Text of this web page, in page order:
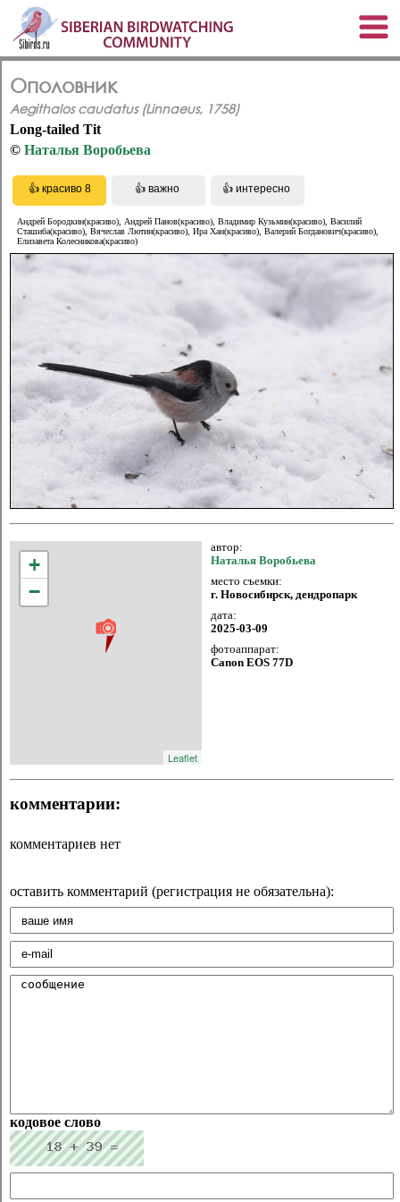
Ополовник
Aegithalos caudatus (Linnaeus, 1758)
Long-tailed Tit
© Наталья Воробьева
Андрей Бородкин(красиво), Андрей Панов(красиво), Владимир Кузьмин(красиво), Василий
Сташиба(красиво), Вячеслав Лютин(красиво), Ира Хан(красиво), Валерий Богданович(красиво),
Елизавета Колесникова(красиво)
+
−
Leaflet
автор:
Наталья Воробьева
место съемки:
г. Новосибирск, дендропарк
дата:
2025-03-09
фотоаппарат:
Canon EOS 77D
комментарии:
комментариев нет
оставить комментарий (регистрация не обязательна):
кодовое слово